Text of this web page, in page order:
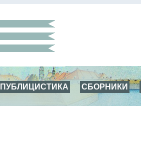
ПУБЛИЦИСТИКА СБОРНИКИ